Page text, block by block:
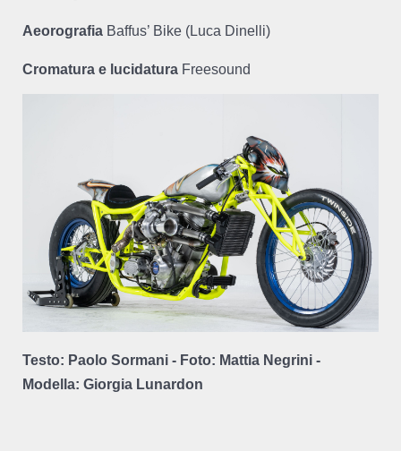
Aeorografia Baffus’ Bike (Luca Dinelli)
Cromatura e lucidatura Freesound
Testo: Paolo Sormani - Foto: Mattia Negrini -
Modella: Giorgia Lunardon